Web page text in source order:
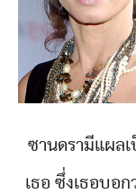
ซานดรามีแผล
เธอ ซึ่งเธอบอ